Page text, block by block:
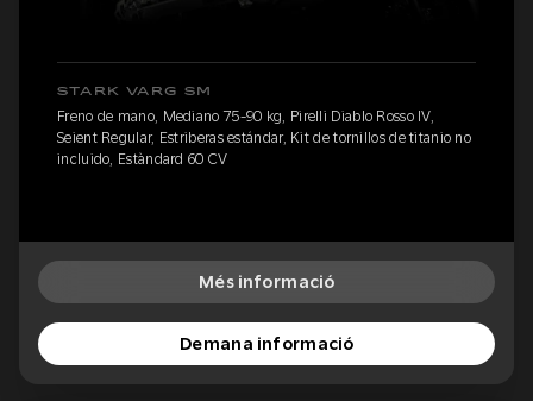
STARK VARG SM
Freno de mano, Mediano 75-90 kg, Pirelli Diablo Rosso IV,
Seient Regular, Estriberas estándar, Kit de tornillos de titanio no
incluido, Estàndard 60 CV
Més informació
Demana informació